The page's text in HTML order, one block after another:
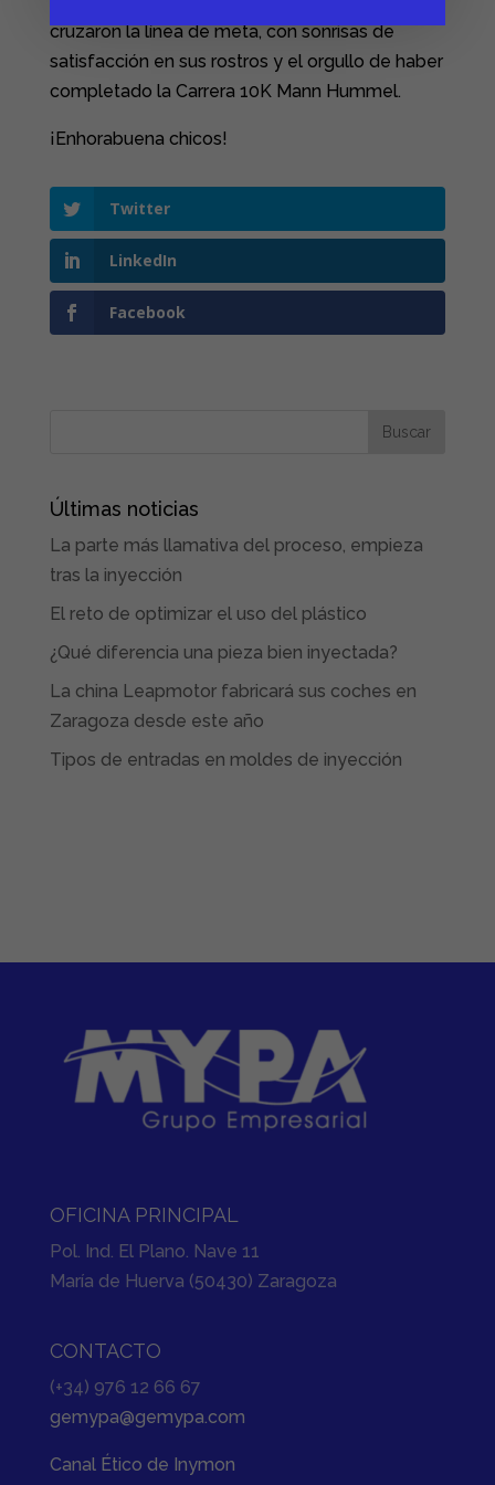
cruzaron la línea de meta, con sonrisas de
satisfacción en sus rostros y el orgullo de haber
completado la Carrera 10K Mann Hummel.
¡Enhorabuena chicos!
Twitter
LinkedIn
Facebook
Últimas noticias
La parte más llamativa del proceso, empieza
tras la inyección
El reto de optimizar el uso del plástico
¿Qué diferencia una pieza bien inyectada?
La china Leapmotor fabricará sus coches en
Zaragoza desde este año
Tipos de entradas en moldes de inyección
OFICINA PRINCIPAL
Pol. Ind. El Plano. Nave 11
María de Huerva (50430) Zaragoza
CONTACTO
(+34) 976 12 66 67
gemypa@gemypa.com
Canal Ético de Inymon